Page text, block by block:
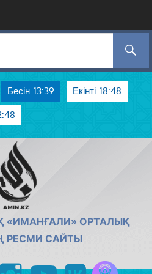
Бесін 13:39 Екінті 18:48
«ИМАНҒАЛИ» ОРТАЛЫҚ
РЕСМИ САЙТЫ
instagramyoutubevk